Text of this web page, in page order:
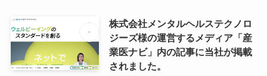
株式会社メンタルヘルステクノロ
ジーズ様の運営するメディア「産
業医ナビ」内の記事に当社が掲載
されました。